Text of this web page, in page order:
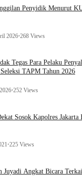
Penyidik Menurut
2026•268 Views
Tegas Para Pelaku
Seleksi TAPM Tahun 2026
•252 Views
Sosok Kapolres Jakarta
•225 Views
Juyadi Angkat Bicara